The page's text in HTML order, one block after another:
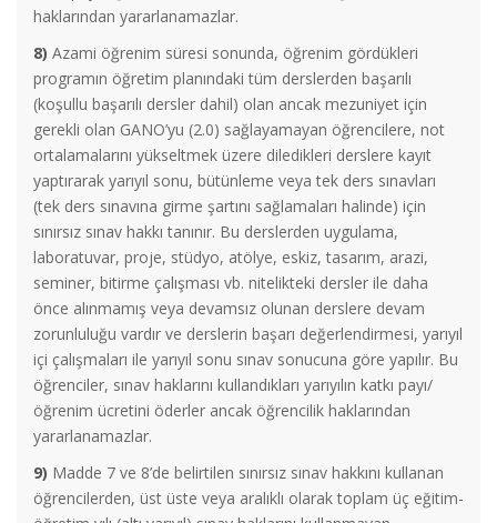
haklarından yararlanamazlar.
8) Azami öğrenim süresi sonunda, öğrenim gördükleri
programın öğretim planındaki tüm derslerden başarılı
(koşullu başarılı dersler dahil) olan ancak mezuniyet için
gerekli olan GANO’yu (2.0) sağlayamayan öğrencilere, not
ortalamalarını yükseltmek üzere diledikleri derslere kayıt
yaptırarak yarıyıl sonu, bütünleme veya tek ders sınavları
(tek ders sınavına girme şartını sağlamaları halinde) için
sınırsız sınav hakkı tanınır. Bu derslerden uygulama,
laboratuvar, proje, stüdyo, atölye, eskiz, tasarım, arazi,
seminer, bitirme çalışması vb. nitelikteki dersler ile daha
önce alınmamış veya devamsız olunan derslere devam
zorunluluğu vardır ve derslerin başarı değerlendirmesi, yarıyıl
içi çalışmaları ile yarıyıl sonu sınav sonucuna göre yapılır. Bu
öğrenciler, sınav haklarını kullandıkları yarıyılın katkı payı/
öğrenim ücretini öderler ancak öğrencilik haklarından
yararlanamazlar.
9) Madde 7 ve 8’de belirtilen sınırsız sınav hakkını kullanan
öğrencilerden, üst üste veya aralıklı olarak toplam üç eğitim-